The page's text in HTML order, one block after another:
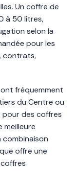
Un coffre de
à 50 litres,
selon la
pour les
contrats,
fréquemment
du Centre ou
pour des coffres
meilleure
combinaison
offre une